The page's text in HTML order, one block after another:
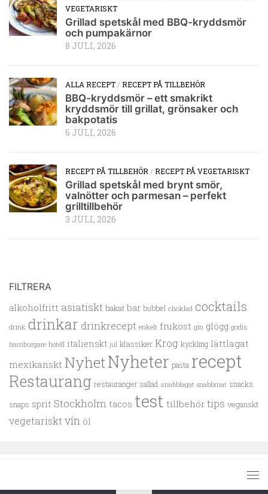
VEGETARISKT
Grillad spetskål med BBQ-kryddsmör
och pumpakärnor
8 JULI, 2026
ALLA RECEPT /RECEPT PÅ TILLBEHÖR
BBQ-kryddsmör – ett smakrikt
kryddsmör till grillat, grönsaker och
bakpotatis
6 JULI, 2026
RECEPT PÅ TILLBEHÖR /RECEPT PÅ VEGETARISKT
Grillad spetskål med brynt smör,
valnötter och parmesan – perfekt
grilltillbehör
3 JULI, 2026
FILTRERA
alkoholfritt asiatiskt bakat bar bubbel choklad cocktails
drink drinkar drinkrecept enkelt frukost gin glögg godis
hamburgare hotell italienskt jul klassiker Krog kyckling lättlagat
mexikanskt NyhetNyheter pasta recept
Restaurang restauranger sallad snabblagat snabbmat snacks
snaps sprit Stockholm tacos test tillbehör tips veganskt
vegetariskt vin öl